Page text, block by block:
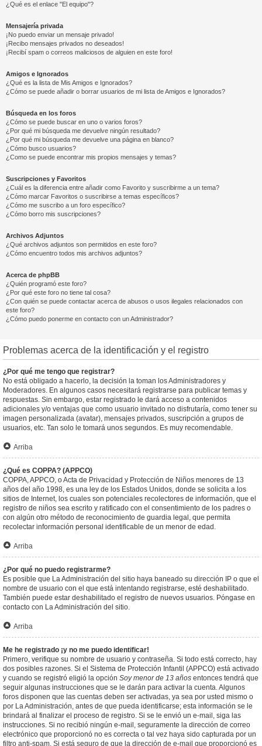
¿Qué es el enlace "El equipo"?
Mensajería privada
¡No puedo enviar un mensaje privado!
¡Recibo mensajes privados no deseados!
¡Recibí spam o correos maliciosos de alguien en este foro!
Amigos e Ignorados
¿Qué es la lista de Mis Amigos e Ignorados?
¿Cómo se puede añadir o borrar usuarios de mi lista de Amigos e Ignorados?
Búsqueda en los foros
¿Cómo se puede buscar en uno o varios foros?
¿Por qué mi búsqueda me devuelve ningún resultado?
¿Por qué mi búsqueda me devuelve una página en blanco?
¿Cómo busco usuarios?
¿Como se puede encontrar mis propios mensajes y temas?
Suscripciones y Favoritos
¿Cuál es la diferencia entre añadir como Favorito y suscribirme a un tema?
¿Cómo marcar Favoritos o suscribirse a temas específicos?
¿Cómo me suscribo a un foro específico?
¿Cómo borro mis suscripciones?
Archivos Adjuntos
¿Qué archivos adjuntos son permitidos en este foro?
¿Cómo encuentro todos mis archivos adjuntos?
Acerca de phpBB
¿Quién programó este foro?
¿Por qué este foro no tiene tal cosa?
¿Con quién se puede contactar acerca de abusos o usos ilegales relacionados con
este foro?
¿Cómo puedo ponerme en contacto con un Administrador?
Problemas acerca de la identificación y el registro
¿Por qué me tengo que registrar?
No está obligado a hacerlo, la decisión la toman los Administradores y
Moderadores. En algunos casos necesitará registrarse para publicar temas y
respuestas. Sin embargo, estar registrado le dará acceso a contenidos
adicionales y/o ventajas que como usuario invitado no disfrutaría, como tener su
imagen personalizada (avatar), mensajes privados, suscripción a grupos de
usuarios, etc. Tan solo le tomará unos segundos. Es muy recomendable.
Arriba
¿Qué es COPPA? (APPCO)
COPPA, APPCO, o Acta de Privacidad y Protección de Niños menores de 13
años del año 1998, es una ley de los Estados Unidos, donde se solicita a los
sitios de Internet, los cuales son potenciales recolectores de información, que el
registro de niños sea escrito y ratificado con el consentimiento de los padres o
con algún otro método de reconocimiento de guardia legal, que permita
recolectar información personal identificable de un menor de edad.
Arriba
¿Por qué no puedo registrarme?
Es posible que La Administración del sitio haya baneado su dirección IP o que el
nombre de usuario con el que está intentando registrarse, esté deshabilitado.
También puede estar deshabilitado el registro de nuevos usuarios. Póngase en
contacto con La Administración del sitio.
Arriba
Me he registrado ¡y no me puedo identificar!
Primero, verifique su nombre de usuario y contraseña. Si todo está correcto, hay
dos posibles razones. Si el Sistema de Protección Infantil (APPCO) está activado
y cuando se registró eligió la opción Soy menor de 13 años entonces tendrá que
seguir algunas instrucciones que se le darán para activar la cuenta. Algunos
foros disponen que las cuentas deben ser activadas, ya sea por usted mismo o
por La Administración, antes de que pueda identificarse; esta información se le
brindará al finalizar el proceso de registro. Si se le envió un e-mail, siga las
instrucciones. Si no recibió ningún e-mail, seguramente la dirección de correo
electrónico que proporcionó no es correcta o tal vez haya sido capturada por un
filtro anti-spam. Si está seguro de que la dirección de e-mail que proporcionó es